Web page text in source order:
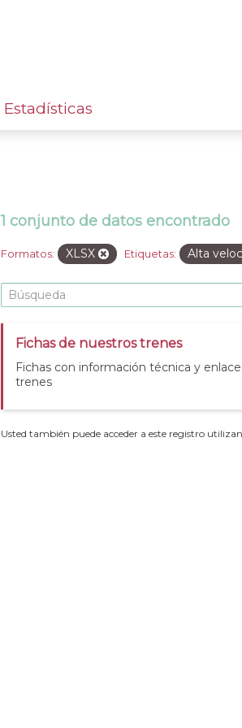
Estadísticas
1 conjunto de datos encontrado
Formatos: XLSX Etiquetas: Alta
Fichas de nuestros trenes
Fichas con información técnica y
trenes
Usted también puede acceder a este registro